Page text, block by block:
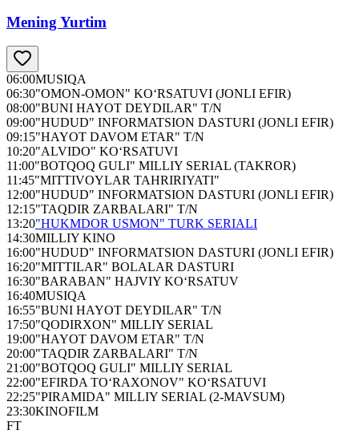
Mening Yurtim
06:00MUSIQA
06:30"OMON-OMON" KO‘RSATUVI (JONLI EFIR)
08:00"BUNI HAYOT DEYDILAR" T/N
09:00"HUDUD" INFORMATSION DASTURI (JONLI EFIR)
09:15"HAYOT DAVOM ETAR" T/N
10:20"ALVIDO" KO‘RSATUVI
11:00"BOTQOQ GULI" MILLIY SERIAL (TAKROR)
11:45"MITTIVOYLAR TAHRIRIYATI"
12:00"HUDUD" INFORMATSION DASTURI (JONLI EFIR)
12:15"TAQDIR ZARBALARI" T/N
13:20"HUKMDOR USMON" TURK SERIALI
14:30MILLIY KINO
16:00"HUDUD" INFORMATSION DASTURI (JONLI EFIR)
16:20"MITTILAR" BOLALAR DASTURI
16:30"BARABAN" HAJVIY KO‘RSATUV
16:40MUSIQA
16:55"BUNI HAYOT DEYDILAR" T/N
17:50"QODIRXON" MILLIY SERIAL
19:00"HAYOT DAVOM ETAR" T/N
20:00"TAQDIR ZARBALARI" T/N
21:00"BOTQOQ GULI" MILLIY SERIAL
22:00"EFIRDA TO‘RAXONOV" KO‘RSATUVI
22:25"PIRAMIDA" MILLIY SERIAL (2-MAVSUM)
23:30KINOFILM
FT